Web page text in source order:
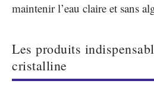
maintenir l’eau claire et sans
Les produits
cristalline